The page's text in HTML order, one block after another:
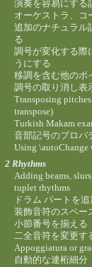
演奏を容易にする
オーケストラ、コ
追加のナチュラル
る
調号が変化する際
うにする
移調を含む他のボ
調号の取り消し表
Transposing
transpose)
Turkish Makam
音部記号のプロパ
Using \autoChange
2 Rhythms
Adding beams,
tuplet rhythms
ドラム パートを
装飾音符のスペー
小節番号を揃える
二全音符を変更す
Appoggiatura or
自動的な連桁細分